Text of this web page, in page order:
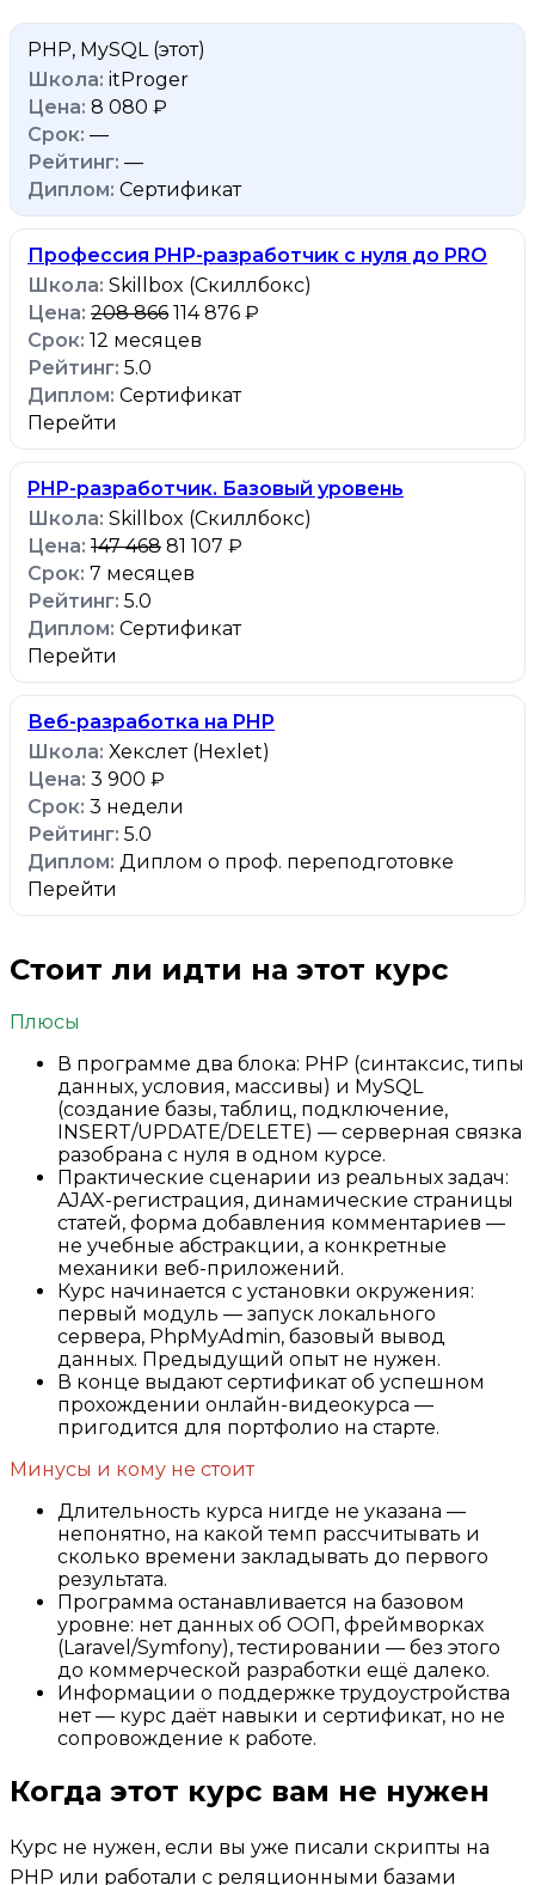
PHP, MySQL (этот)
itProger
8 080 ₽
—
—
Сертификат
Профессия PHP-разработчик с нуля до PRO
Skillbox (Скиллбокс)
208 866 114 876 ₽
12 месяцев
5.0
Сертификат
Перейти
PHP-разработчик. Базовый уровень
Skillbox (Скиллбокс)
147 468 81 107 ₽
7 месяцев
5.0
Сертификат
Перейти
Веб-разработка на PHP
Хекслет (Hexlet)
3 900 ₽
3 недели
5.0
Диплом о проф. переподготовке
Перейти
Стоит ли идти на этот курс
Плюсы
В программе два блока: PHP (синтаксис, типы
данных, условия, массивы) и MySQL
(создание базы, таблиц, подключение,
INSERT/UPDATE/DELETE) — серверная связка
разобрана с нуля в одном курсе.
Практические сценарии из реальных задач:
AJAX-регистрация, динамические страницы
статей, форма добавления комментариев —
не учебные абстракции, а конкретные
механики веб-приложений.
Курс начинается с установки окружения:
первый модуль — запуск локального
сервера, PhpMyAdmin, базовый вывод
данных. Предыдущий опыт не нужен.
В конце выдают сертификат об успешном
прохождении онлайн-видеокурса —
пригодится для портфолио на старте.
Минусы и кому не стоит
Длительность курса нигде не указана —
непонятно, на какой темп рассчитывать и
сколько времени закладывать до первого
результата.
Программа останавливается на базовом
уровне: нет данных об ООП, фреймворках
(Laravel/Symfony), тестировании — без этого
до коммерческой разработки ещё далеко.
Информации о поддержке трудоустройства
нет — курс даёт навыки и сертификат, но не
сопровождение к работе.
Когда этот курс вам не нужен
Курс не нужен, если вы уже писали скрипты на
PHP или работали с реляционными базами